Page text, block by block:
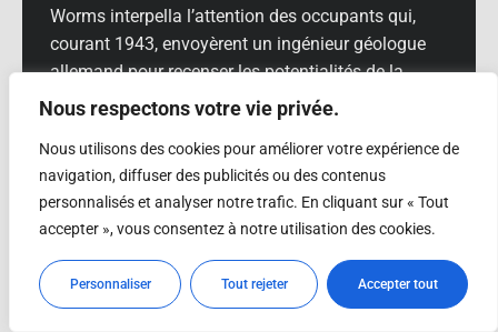
Nous respectons votre vie privée.
Nous utilisons des cookies pour améliorer votre expérience de
navigation, diffuser des publicités ou des contenus
personnalisés et analyser notre trafic. En cliquant sur « Tout
accepter », vous consentez à notre utilisation des cookies.
Personnaliser Tout rejeter Accepter tout
Worms interpella l’attention des occupants qui,
courant 1943, envoyèrent un ingénieur géologue
allemand pour recenser les potentialités de la
mine. Les Allemands, qui voulaient à tout prix
disposer de concentrés de wolfram indispensable
à leur armement, occupèrent militairement les
lieux. Ce fut un grand soulagement lorsque les
soldats allemands quittèrent la mine pour rejoindre
leur base à Montluçon, quelques semaines avant
la libération.
2 – Le Kaolin